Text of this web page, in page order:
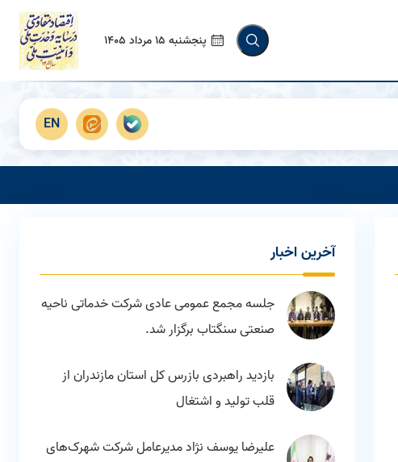
پنجشنبه 15 مرداد 1405
EN
آخرين اخبار
جلسه مجمع عمومی عادی شرکت خدماتی ناحیه
صنعتی سنگتاب برگزار شد.
بازدید راهبردی بازرس کل استان مازندران از
قلب تولید و اشتغال
علیرضا یوسف نژاد مدیرعامل شرکت شهرک‌های